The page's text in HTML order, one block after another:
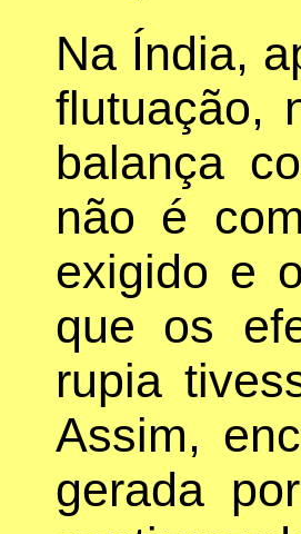
Na Índia,
flutuação,
balança
não é
exigido e
que os
rupia
Assim,
gerada